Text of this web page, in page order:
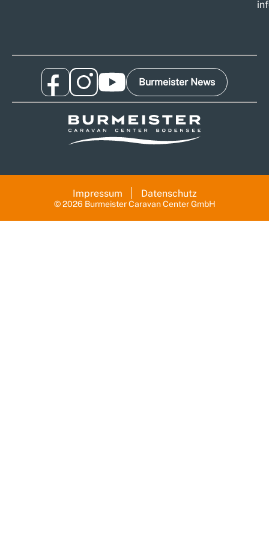
Burmeister News
© 2026 Burmeister Caravan Center GmbH
Impressum Datenschutz